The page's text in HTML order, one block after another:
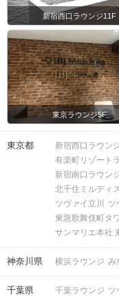
開催場所
新宿西口ラウンジ11F
東京ラウンジ5F
東京都 新宿西口ラウン
有楽町リゾート
新宿南口ラウン
北千住ミルディ
ツヴァイ立川
ツ
東急歌舞伎町タ
サンマリエ本社
神奈川県 横浜ラウンジ み
千葉県 千葉ラウンジ ツ